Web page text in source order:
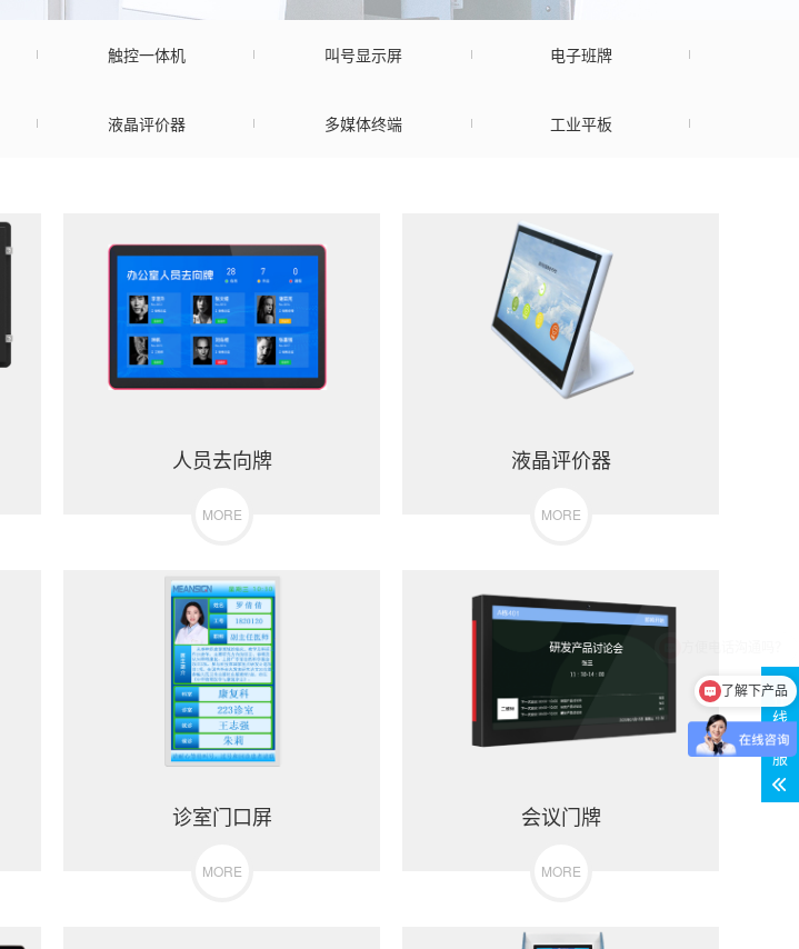
触控一体机 叫号显示屏 电子班牌
液晶评价器 多媒体终端 工业平板
人员去向牌
MORE
液晶评价器
MORE
诊室门口屏
MORE
会议门牌
MORE
在
线
客
服
了解下产品